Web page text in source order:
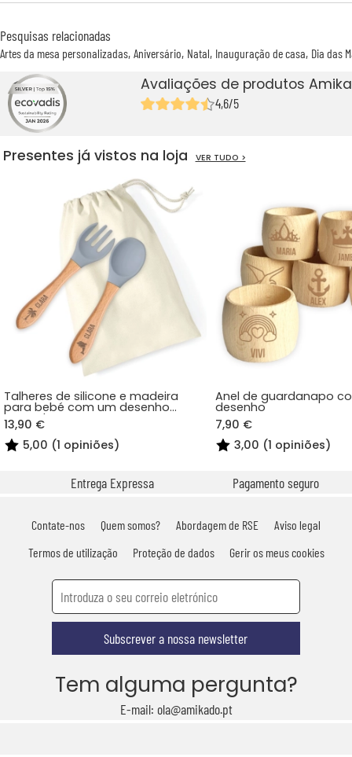
Pesquisas relacionadas
Artes da mesa personalizadas Aniversário Natal Inauguração de casa Dia das
Avaliações de produtos
4,6/5
Presentes já vistos na loja VER TUDO >
Talheres de silicone e madeira
para bebé com um desenho
gravado
13,90 €
5,00 (1 opiniões)
Anel de guardanapo
desenho
7,90 €
3,00 (1 opiniões)
Entrega Expressa Pagamento seguro
Contate-nos Quem somos? Abordagem de RSE
Aviso legal
Termos de utilização
Proteção de dados Gerir os meus cookies
Subscrever a nossa newsletter
Tem alguma pergunta?
E-mail: ola@amikado.pt